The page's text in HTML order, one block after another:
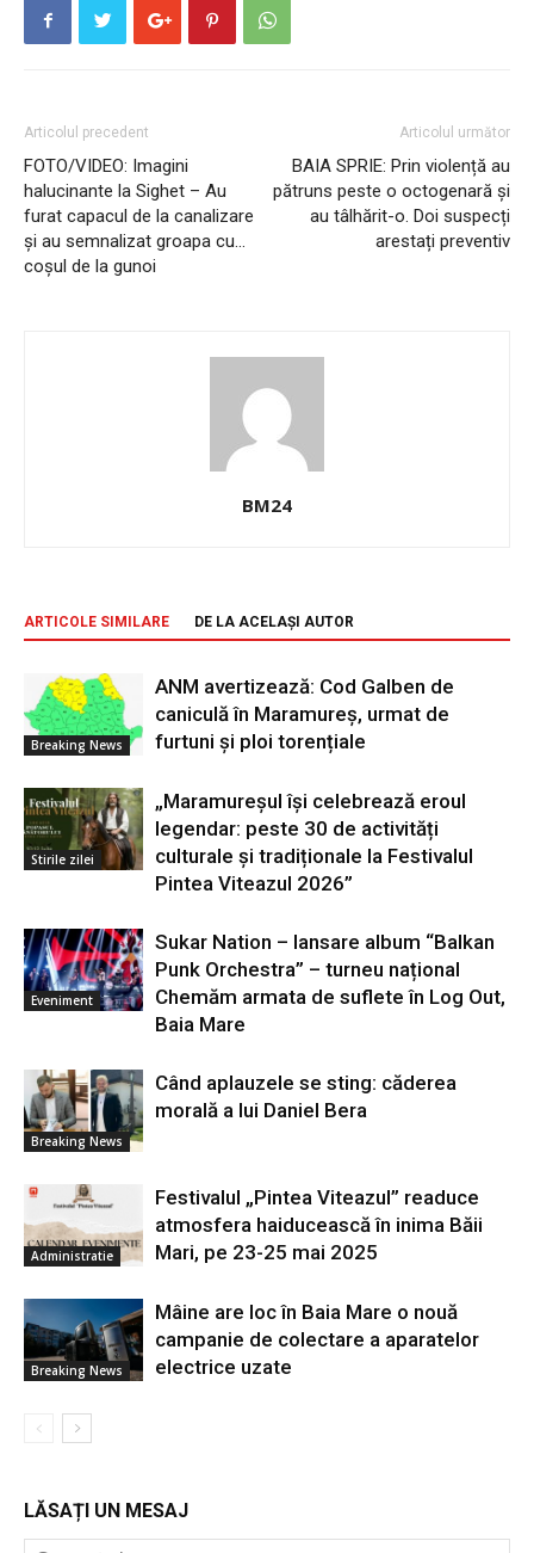
Articolul precedent
FOTO/VIDEO: Imagini
halucinante la Sighet – Au
furat capacul de la canalizare
și au semnalizat groapa cu…
coșul de la gunoi
Articolul următor
BAIA SPRIE: Prin violență au
pătruns peste o octogenară și
au tâlhărit-o. Doi suspecți
arestați preventiv
BM24
ARTICOLE SIMILARE DE LA ACELAȘI AUTOR
Breaking News
ANM avertizează: Cod Galben de
caniculă în Maramureș, urmat de
furtuni și ploi torențiale
Stirile zilei
„Maramureșul își celebrează eroul
legendar: peste 30 de activități
culturale și tradiționale la Festivalul
Pintea Viteazul 2026”
Eveniment
Sukar Nation – lansare album “Balkan
Punk Orchestra” – turneu național
Chemăm armata de suflete în Log Out,
Baia Mare
Breaking News
Când aplauzele se sting: căderea
morală a lui Daniel Bera
Administratie
Festivalul „Pintea Viteazul” readuce
atmosfera haiducească în inima Băii
Mari, pe 23-25 mai 2025
Breaking News
Mâine are loc în Baia Mare o nouă
campanie de colectare a aparatelor
electrice uzate
LĂSAȚI UN MESAJ